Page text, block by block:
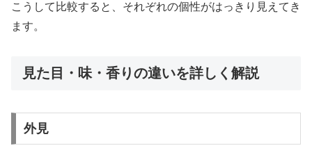
こうして比較すると、それぞれの個性がはっきり見えてき
ます。
見た目・味・香りの違いを詳しく解説
外見